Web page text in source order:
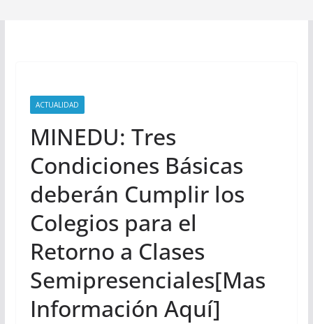
ACTUALIDAD
MINEDU: Tres
Condiciones Básicas
deberán Cumplir los
Colegios para el
Retorno a Clases
Semipresenciales[Mas
Información Aquí]